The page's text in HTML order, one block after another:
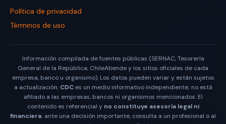
Política de privacidad
Términos de uso
Información compilada de fuentes públicas (SERNAC, Tesorería
General de la República, ChileAtiende y los sitios oficiales de cada
empresa, banco u organismo). Los datos pueden variar y están sujetos
a actualización. CDCes un medio informativo independiente; no está
afiliado a las empresas, bancos ni organismos mencionados. El
contenido es referencial y no constituye asesoría legal ni
financiera; ante una decisión importante, consulta a un profesional o al